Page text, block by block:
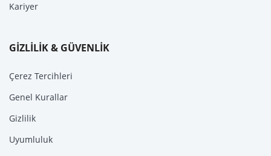
Kariyer
GİZLİLİK & GÜVENLİK
Çerez Tercihleri
Genel Kurallar
Gizlilik
Uyumluluk